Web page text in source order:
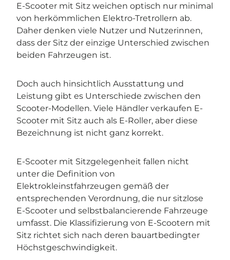
E-Scooter mit Sitz weichen optisch nur minimal
von herkömmlichen Elektro-Tretrollern ab.
Daher denken viele Nutzer und Nutzerinnen,
dass der Sitz der einzige Unterschied zwischen
beiden Fahrzeugen ist.
Doch auch hinsichtlich Ausstattung und
Leistung gibt es Unterschiede zwischen den
Scooter-Modellen. Viele Händler verkaufen E-
Scooter mit Sitz auch als E-Roller, aber diese
Bezeichnung ist nicht ganz korrekt.
E-Scooter mit Sitzgelegenheit fallen nicht
unter die Definition von
Elektrokleinstfahrzeugen gemäß der
entsprechenden Verordnung, die nur sitzlose
E-Scooter und selbstbalancierende Fahrzeuge
umfasst. Die Klassifizierung von E-Scootern mit
Sitz richtet sich nach deren bauartbedingter
Höchstgeschwindigkeit.